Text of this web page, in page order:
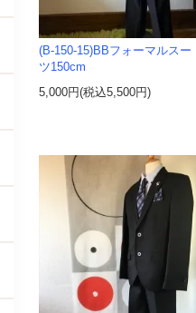
(B-150-15)BBフォーマルスー
ツ150cm
5,000円(税込5,500円)